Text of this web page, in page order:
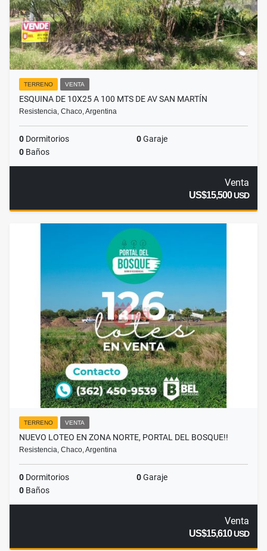
TERRENO VENTA
ESQUINA DE 10X25 A 100 MTS DE AV SAN MARTÍN
Resistencia, Chaco, Argentina
0 Dormitorios 0Garaje
0 Baños
Venta
US$15,500USD
TERRENO VENTA
NUEVO LOTEO EN ZONA NORTE, PORTAL DEL BOSQUE!!
Resistencia, Chaco, Argentina
0 Dormitorios 0Garaje
0 Baños
Venta
US$15,610USD